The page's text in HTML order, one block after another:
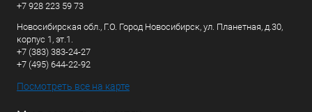
+7 928 223 59 73
Новосибирская обл., Г.О. Город Новосибирск, ул. Планетная, д.30,
корпус 1, эт.1.
+7 (383) 383-24-27
+7 (495) 644-22-92
Посмотреть все на карте